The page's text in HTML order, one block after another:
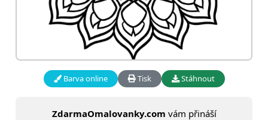
Barva online Tisk Stáhnout
ZdarmaOmalovanky.com vám přináší